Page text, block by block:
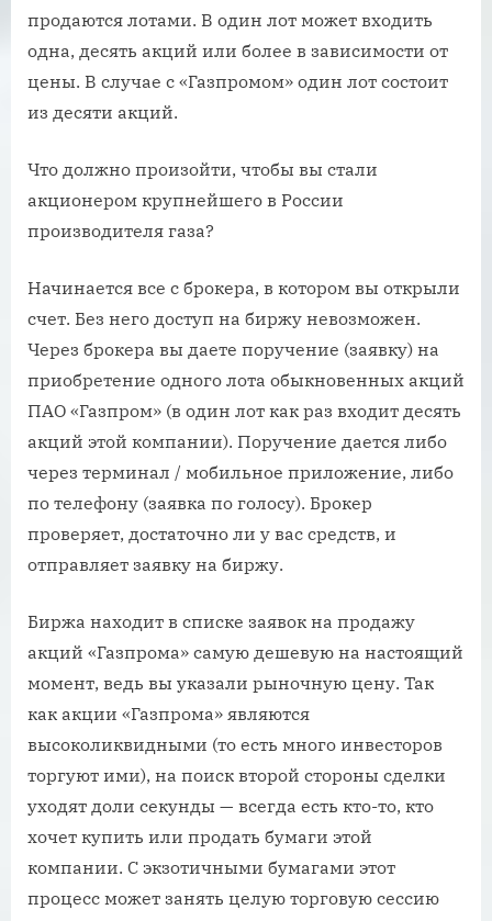
продаются лотами. В один лот может входить
одна, десять акций или более в зависимости от
цены. В случае с «Газпромом» один лот состоит
из десяти акций.
Что должно произойти, чтобы вы стали
акционером крупнейшего в России
производителя газа?
Начинается все с брокера, в котором вы открыли
счет. Без него доступ на биржу невозможен.
Через брокера вы даете поручение (заявку) на
приобретение одного лота обыкновенных акций
ПАО «Газпром» (в один лот как раз входит десять
акций этой компании). Поручение дается либо
через терминал / мобильное приложение, либо
по телефону (заявка по голосу). Брокер
проверяет, достаточно ли у вас средств, и
отправляет заявку на биржу.
Биржа находит в списке заявок на продажу
акций «Газпрома» самую дешевую на настоящий
момент, ведь вы указали рыночную цену. Так
как акции «Газпрома» являются
высоколиквидными (то есть много инвесторов
торгуют ими), на поиск второй стороны сделки
уходят доли секунды — всегда есть кто-то, кто
хочет купить или продать бумаги этой
компании. С экзотичными бумагами этот
процесс может занять целую торговую сессию